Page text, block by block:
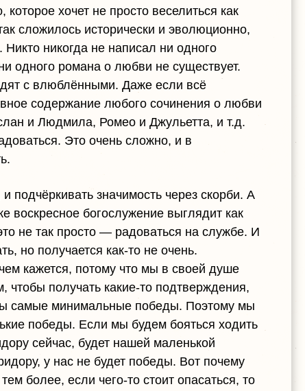
хочет не просто веселиться как
сложилось исторически и эволюционно,
Никто никогда не написал ни одного
одного романа о любви не существует.
с влюблёнными. Даже если всё
содержание любого сочинения о любви
и Людмила, Ромео и Джульетта, и т.д.
Это очень сложно, и в
подчёркивать значимость через скорби. А
воскресное богослужение выглядит как
не так просто — радоваться на службе. И
но получается как-то не очень.
кажется, потому что мы в своей душе
получать какие-то подтверждения,
самые минимальные победы. Поэтому мы
победы. Если мы будем бояться ходить
сейчас, будет нашей маленькой
у нас не будет победы. Вот почему
более, если чего-то стоит опасаться, то